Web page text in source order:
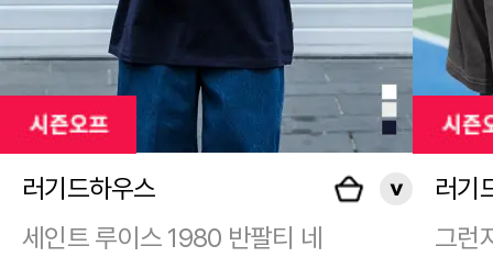
러기드하우스
세인트 루이스 1980 반팔티 네
러기
그런